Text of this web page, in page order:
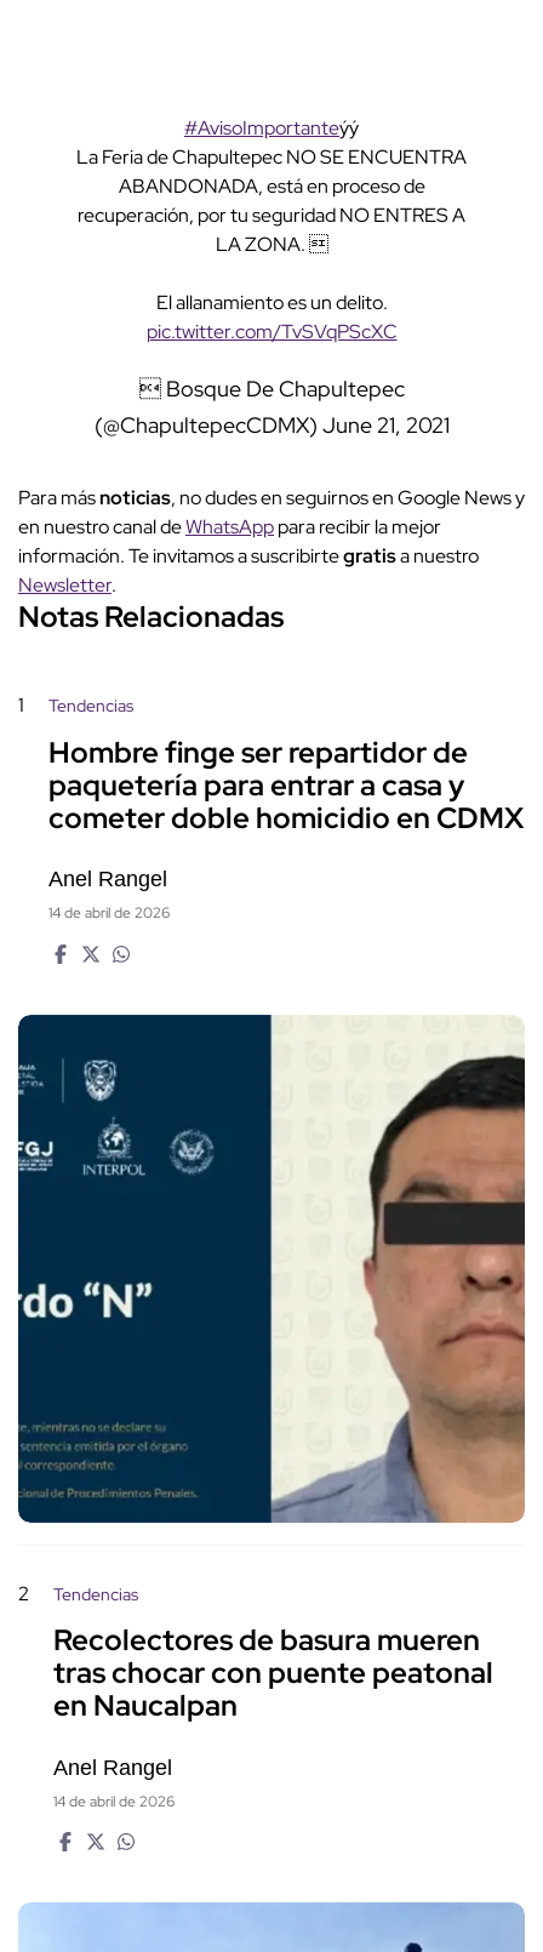
#AvisoImportanteýý
La Feria de Chapultepec NO SE ENCUENTRA
ABANDONADA, está en proceso de
recuperación, por tu seguridad NO ENTRES A
LA ZONA. 
El allanamiento es un delito.
pic.twitter.com/TvSVqPScXC
 Bosque De Chapultepec
(@ChapultepecCDMX) June 21, 2021
Para másnoticias, no dudes en seguirnos en Google News y
en nuestro canal deWhatsApppara recibir la mejor
información. Te invitamos a suscribirtegratisa nuestro
Newsletter.
Notas Relacionadas
1 Tendencias
Hombre finge ser repartidor de
paquetería para entrar a casa y
cometer doble homicidio en CDMX
Anel Rangel
14 de abril de 2026
2 Tendencias
Recolectores de basura mueren
tras chocar con puente peatonal
en Naucalpan
Anel Rangel
14 de abril de 2026